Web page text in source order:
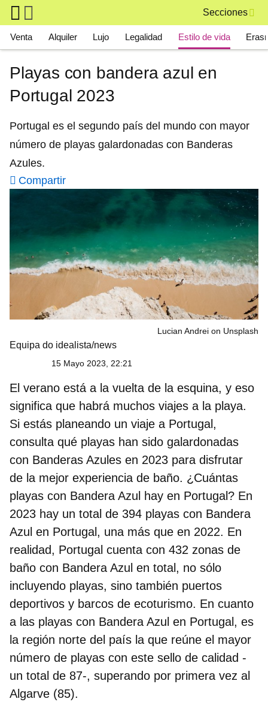
Skip to main content
Secciones
Main navigation
Venta Alquiler Lujo Legalidad Estilo de vida
Playas con bandera azul en
Portugal 2023
Portugal es el segundo país del mundo con mayor
número de playas galardonadas con Banderas
Azules.
Compartir
Lucian Andrei on Unsplash
Equipa do idealista/news
15 Mayo 2023, 22:21
El verano está a la vuelta de la esquina, y eso
significa que habrá muchos viajes a la playa.
Si estás planeando un viaje a Portugal,
consulta qué playas han sido galardonadas
con Banderas Azules en 2023 para disfrutar
de la mejor experiencia de baño. ¿Cuántas
playas con Bandera Azul hay en Portugal? En
2023 hay un total de 394 playas con Bandera
Azul en Portugal, una más que en 2022. En
realidad, Portugal cuenta con 432 zonas de
baño con Bandera Azul en total, no sólo
incluyendo playas, sino también puertos
deportivos y barcos de ecoturismo. En cuanto
a las playas con Bandera Azul en Portugal, es
la región norte del país la que reúne el mayor
número de playas con este sello de calidad -
un total de 87-, superando por primera vez al
Algarve (85).